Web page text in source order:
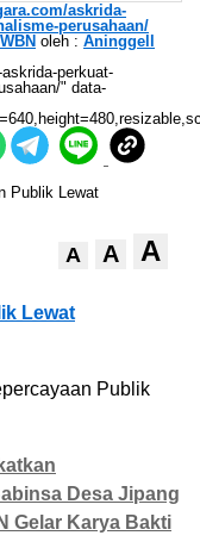
askrida-
perusahaan/
oleh : Aninggell
perkuat-
" data-
A A A
Lewat
Desa Jipang
Gelar Karya Bakti